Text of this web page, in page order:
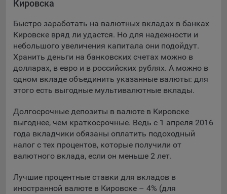
Подобные функции улучшают условия работы
9.3. Файлы cookie предпочтений, например, для настройки
контента. Данные файлы cookie собирают информацию о
выборе пользователя на сайте и его предпочтениях и
позволяют Обществу «запомнить» информацию о
выбранном пользователем городе и других местных
настройках для того, чтобы соответствующим образом
9.4. Аналитические файлы cookie, например
Яндекс.Метрика, Google Analytics. Данные файлы cookie
собирают информацию о том, как пользователь
использовал сайты, и позволяют Обществу вносить в них
улучшения.
Аналитические файлы cookie показывают, какие страницы
сайта Общества посещаются чаще всего, помогают
Кировска
Быстро заработать на валютных вкладах в банках
Кировске вряд ли удастся. Но для надежности и
небольшого увеличения капитала они подойдут.
Хранить деньги на банковских счетах можно в
долларах, в евро и в российских рублях. А можно в
одном вкладе объединить указанные валюты: для
этого есть выгодные мультивалютные вклады.
Долгосрочные депозиты в валюте в Кировске
выгоднее, чем краткосрочные. Ведь с 1 апреля 2016
года вкладчики обязаны оплатить подоходный
налог с тех процентов, которые получили от
валютного вклада, если он меньше 2 лет.
Лучшие процентные ставки для вкладов в
иностранной валюте в Кировске – 4% (для